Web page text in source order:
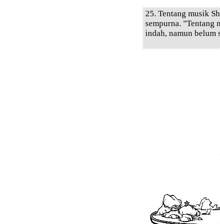
25. Tentang musik
sempurna. "Tentang
indah, namun belum